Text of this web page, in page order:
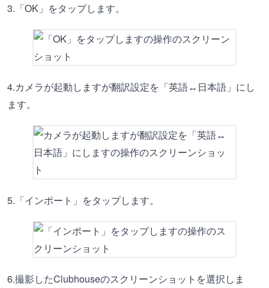
3.「OK」をタップします。
4.カメラが起動しますが翻訳設定を「英語↔日本語」にし
ます。
5.「インポート」をタップします。
6.撮影したClubhouseのスクリーンショットを選択しま